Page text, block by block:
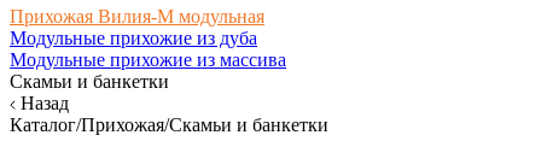
Прихожая Вилия-М модульная
Модульные прихожие из дуба
Модульные прихожие из массива
Скамьи и банкетки
Назад
Каталог/Прихожая/Скамьи и банкетки